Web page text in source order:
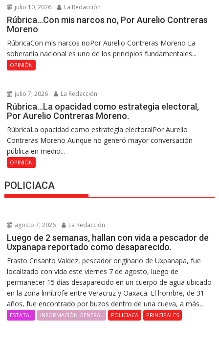
julio 10, 2026 La Redacción
Rúbrica…Con mis narcos no, Por Aurelio Contreras
Moreno
RúbricaCon mis narcos noPor Aurelio Contreras Moreno La
soberanía nacional es uno de los principios fundamentales...
OPINIÓN
julio 7, 2026 La Redacción
Rúbrica…La opacidad como estrategia electoral,
Por Aurelio Contreras Moreno.
RúbricaLa opacidad como estrategia electoralPor Aurelio
Contreras Moreno Aunque no generó mayor conversación
pública en medio...
OPINIÓN
POLICIACA
agosto 7, 2026 La Redacción
Luego de 2 semanas, hallan con vida a pescador de
Uxpanapa reportado como desaparecido.
Erasto Crisanto Valdez, pescador originario de Uxpanapa, fue
localizado con vida este viernes 7 de agosto, luego de
permanecer 15 días desaparecido en un cuerpo de agua ubicado
en la zona limítrofe entre Veracruz y Oaxaca. El hombre, de 31
años, fue encontrado por buzos dentro de una cueva, a más...
ESTATAL INFORMACIÓN GENERAL POLICIACA PRINCIPALES